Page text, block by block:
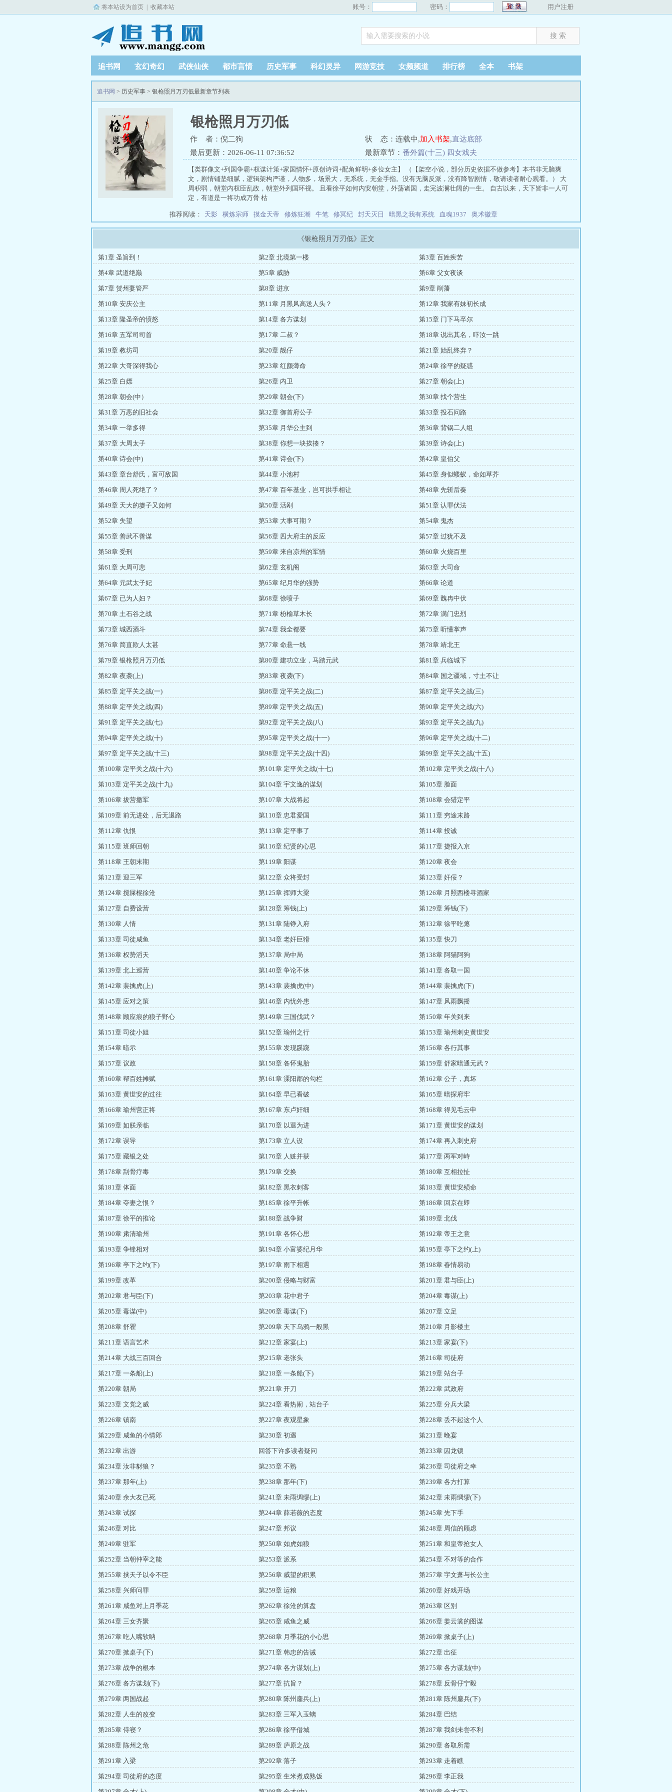
将本站设为首页 收藏本站 账号： 密码： 用户注册
追书网 玄幻奇幻 武侠仙侠 都市言情 历史军事 科幻灵异 网游竞技 女频频道 排行榜 全本 书架
追书网 > 历史军事 > 银枪照月万刃低最新章节列表
银枪照月万刃低
作 者：倪二狗 状 态：连载中,加入书架,直达底部
最后更新：2026-06-11 07:36:52
最新章节： 番外篇(十三) 四女戏夫
【类群像文+列国争霸+权谋计策+家国情怀+原创诗词+配角鲜明+多位女主】 （【架空小说，部分历史依据不做参考】本书非无脑爽
文，剧情铺垫细腻，逻辑架构严谨，人物多，场景大，无系统，无金手指。没有无脑反派，没有降智剧情，敬请读者耐心观看。） 大
周积弱，朝堂内权臣乱政，朝堂外列国环视。 且看徐平如何内安朝堂，外荡诸国，走完波澜壮阔的一生。 自古以来，天下皆非一人可
定，有道是一将功成万骨 枯
推荐阅读： 天影 横炼宗师 摸金天帝 修炼狂潮 牛笔 修冥纪 封天灭日 暗黑之我有系统 血魂1937 奥术徽章
《银枪照月万刃低》正文
第1章 圣旨到！ 第2章 北境第一楼 第3章 百姓疾苦
第4章 武道绝巅 第5章 威胁 第6章 父女夜谈
第7章 贺州妻管严 第8章 进京 第9章 削藩
第10章 安庆公主 第11章 月黑风高送人头？ 第12章 我家有妹初长成
第13章 隆圣帝的愤怒 第14章 各方谋划 第15章 门下马卒尔
第16章 五军司司首 第17章 二叔？ 第18章 说出其名，吓汝一跳
第19章 教坊司 第20章 靓仔 第21章 始乱终弃？
第22章 大哥深得我心 第23章 红颜薄命 第24章 徐平的疑惑
第25章 白嫖 第26章 内卫 第27章 朝会(上)
第28章 朝会(中） 第29章 朝会(下) 第30章 找个营生
第31章 万恶的旧社会 第32章 御首府公子 第33章 投石问路
第34章 一举多得 第35章 月华公主到 第36章 背锅二人组
第37章 大周太子 第38章 你想一块挨揍？ 第39章 诗会(上)
第40章 诗会(中) 第41章 诗会(下) 第42章 皇伯父
第43章 章台舒氏，富可敌国 第44章 小池村 第45章 身似蝼蚁，命如草芥
第46章 周人死绝了？ 第47章 百年基业，岂可拱手相让 第48章 先斩后奏
第49章 天大的篓子又如何 第50章 活剐 第51章 认罪伏法
第52章 失望 第53章 大事可期？ 第54章 鬼杰
第55章 善武不善谋 第56章 四大府主的反应 第57章 过犹不及
第58章 受刑 第59章 来自凉州的军情 第60章 火烧百里
第61章 大周可悲 第62章 玄机阁 第63章 大司命
第64章 元武太子妃 第65章 纪月华的强势 第66章 论道
第67章 已为人妇？ 第68章 徐喷子 第69章 魏冉中伏
第70章 土石谷之战 第71章 枌榆草木长 第72章 满门忠烈
第73章 城西酒斗 第74章 我全都要 第75章 听懂掌声
第76章 简直欺人太甚 第77章 命悬一线 第78章 靖北王
第79章 银枪照月万刃低 第80章 建功立业，马踏元武 第81章 兵临城下
第82章 夜袭(上) 第83章 夜袭(下) 第84章 国之疆域，寸土不让
第85章 定平关之战(一) 第86章 定平关之战(二) 第87章 定平关之战(三)
第88章 定平关之战(四) 第89章 定平关之战(五) 第90章 定平关之战(六)
第91章 定平关之战(七) 第92章 定平关之战(八) 第93章 定平关之战(九)
第94章 定平关之战(十) 第95章 定平关之战(十一) 第96章 定平关之战(十二)
第97章 定平关之战(十三) 第98章 定平关之战(十四) 第99章 定平关之战(十五)
第100章 定平关之战(十六) 第101章 定平关之战(十七) 第102章 定平关之战(十八)
第103章 定平关之战(十九) 第104章 宇文逸的谋划 第105章 脸面
第106章 拔营撤军 第107章 大战将起 第108章 会猎定平
第109章 前无进处，后无退路 第110章 忠君爱国 第111章 穷途末路
第112章 仇恨 第113章 定平事了 第114章 投诚
第115章 班师回朝 第116章 纪贤的心思 第117章 捷报入京
第118章 王朝末期 第119章 阳谋 第120章 夜会
第121章 迎三军 第122章 众将受封 第123章 奸佞？
第124章 搅屎棍徐沧 第125章 挥师大梁 第126章 月照西楼寻酒家
第127章 自费设营 第128章 筹钱(上) 第129章 筹钱(下)
第130章 人情 第131章 陆铮入府 第132章 徐平吃瘪
第133章 司徒咸鱼 第134章 老奸巨猾 第135章 快刀
第136章 权势滔天 第137章 局中局 第138章 阿猫阿狗
第139章 北上巡营 第140章 争论不休 第141章 各取一国
第142章 裴擒虎(上) 第143章 裴擒虎(中) 第144章 裴擒虎(下)
第145章 应对之策 第146章 内忧外患 第147章 风雨飘摇
第148章 顾应痕的狼子野心 第149章 三国伐武？ 第150章 年关到来
第151章 司徒小姐 第152章 瑜州之行 第153章 瑜州刺史黄世安
第154章 暗示 第155章 发现蹊跷 第156章 各行其事
第157章 议政 第158章 各怀鬼胎 第159章 舒家暗通元武？
第160章 帮百姓摊赋 第161章 溧阳郡的勾栏 第162章 公子，真坏
第163章 黄世安的过往 第164章 早已看破 第165章 暗探府牢
第166章 瑜州营正将 第167章 东卢奸细 第168章 得见毛云申
第169章 如朕亲临 第170章 以退为进 第171章 黄世安的谋划
第172章 误导 第173章 立人设 第174章 再入刺史府
第175章 藏银之处 第176章 人赃并获 第177章 两军对峙
第178章 刮骨疗毒 第179章 交换 第180章 互相拉扯
第181章 体面 第182章 黑衣刺客 第183章 黄世安殒命
第184章 夺妻之恨？ 第185章 徐平升帐 第186章 回京在即
第187章 徐平的推论 第188章 战争财 第189章 北伐
第190章 肃清瑜州 第191章 各怀心思 第192章 帝王之意
第193章 争锋相对 第194章 小富婆纪月华 第195章 亭下之约(上)
第196章 亭下之约(下) 第197章 雨下相遇 第198章 春情易动
第199章 改革 第200章 侵略与财富 第201章 君与臣(上)
第202章 君与臣(下) 第203章 花中君子 第204章 毒谋(上)
第205章 毒谋(中) 第206章 毒谋(下) 第207章 立足
第208章 舒瞿 第209章 天下乌鸦一般黑 第210章 月影楼主
第211章 语言艺术 第212章 家宴(上) 第213章 家宴(下)
第214章 大战三百回合 第215章 老张头 第216章 司徒府
第217章 一条船(上) 第218章 一条船(下) 第219章 站台子
第220章 朝局 第221章 开刀 第222章 武政府
第223章 文党之威 第224章 看热闹，站台子 第225章 分兵大梁
第226章 镇南 第227章 夜观星象 第228章 丢不起这个人
第229章 咸鱼的小情郎 第230章 初遇 第231章 晚宴
第232章 出游 回答下许多读者疑问 第233章 囚龙锁
第234章 汝非豺狼？ 第235章 不熟 第236章 司徒府之幸
第237章 那年(上) 第238章 那年(下) 第239章 各方打算
第240章 余大友已死 第241章 未雨绸缪(上) 第242章 未雨绸缪(下)
第243章 试探 第244章 薛若薇的态度 第245章 先下手
第246章 对比 第247章 邦议 第248章 周信的顾虑
第249章 驻军 第250章 如虎如狼 第251章 和皇帝抢女人
第252章 当朝仲宰之能 第253章 派系 第254章 不对等的合作
第255章 挟天子以令不臣 第256章 威望的积累 第257章 宇文萧与长公主
第258章 兴师问罪 第259章 运粮 第260章 好戏开场
第261章 咸鱼对上月季花 第262章 徐沧的算盘 第263章 区别
第264章 三女齐聚 第265章 咸鱼之威 第266章 姜云裳的图谋
第267章 吃人嘴软呐 第268章 月季花的小心思 第269章 掀桌子(上)
第270章 掀桌子(下) 第271章 韩忠的告诫 第272章 出征
第273章 战争的根本 第274章 各方谋划(上) 第275章 各方谋划(中)
第276章 各方谋划(下) 第277章 抗旨？ 第278章 反骨仔宁毅
第279章 两国战起 第280章 陈州鏖兵(上) 第281章 陈州鏖兵(下)
第282章 人生的改变 第283章 三军入玉螭 第284章 巴结
第285章 侍寝？ 第286章 徐平借城 第287章 我剑未尝不利
第288章 陈州之危 第289章 庐原之战 第290章 各取所需
第291章 入梁 第292章 落子 第293章 走着瞧
第294章 司徒府的态度 第295章 生米煮成熟饭 第296章 李正我